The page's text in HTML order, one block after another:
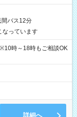
間バス12分
なっています
時～18時もご相談OK
詳細へ